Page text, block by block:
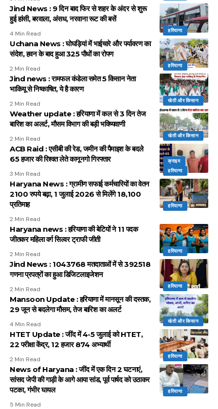
हरियाणा
Jind News : 9 दिन बाद फिर से शहर के अंदर से शुरू
हुई हांसी, बरवाला, अंसध, नरवाना रूट की बसें
4 Min Read
हरियाणा
Uchana News : घोघड़ियां में भाईचारे और पर्यावरण का
संदेश, हवन के बाद हुआ 325 पौधों का रोपण
2 Min Read
खेती और किसान
Jind news : रामफल कंडेला समेत 5 किसान नेता
भाकियू से निष्काषित, ये है कारण
2 Min Read
खेती और किसान
Weather update : हरियाणा में कल से 3 दिन तेज
बारिश का अलर्ट, मौसम विभाग की बड़ी भविष्यवाणी
2 Min Read
क्राइम
हरियाणा
ACB Raid : एसीबी की रेड, जमीन की पैमाइश के बदले
65 हजार की रिश्वत लेते कानूनगो गिरफ्तार
3 Min Read
हरियाणा
Haryana News : ग्रामीण सफाई कर्मचारियों का वेतन
2100 रुपये बढ़ा, 1 जुलाई 2026 से मिलेंगे 18,100
प्रतिमाह
2 Min Read
हरियाणा
Haryana news : हरियाणा की बेटियों ने 11 पदक
जीतकर महिला वर्ग सिल्वर ट्राफी जीती
2 Min Read
हरियाणा
Jind News : 1043768 मतदाताओं में से 392518
गणना प्रपत्रों का हुआ डिजिटलाइजेशन
2 Min Read
खेती और किसान
Mansoon Update : हरियाणा में मानसून की दस्तक,
29 जून से बदलेगा मौसम, तेज बारिश का अलर्ट
4 Min Read
हरियाणा
HTET Update : जींद में 4-5 जुलाई को HTET,
22 परीक्षा केंद्र, 12 हजार 874 अभ्यार्थी
2 Min Read
हरियाणा
News of Haryana : जींद में एक दिन 2 घटनाएं,
सांसद जेपी की गाड़ी के आगे आया सांड, पूर्व पार्षद को उठाकर
पटका, गंभीर घायल
5 Min Read